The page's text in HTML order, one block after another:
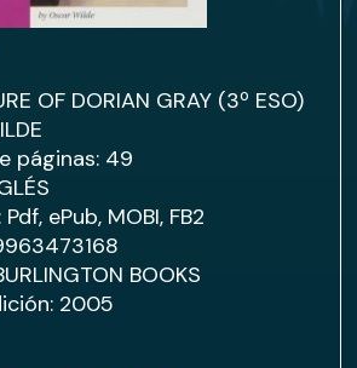
OF DORIAN GRAY (3º ESO)
páginas: 49
ePub, MOBI, FB2
BOOKS
2005